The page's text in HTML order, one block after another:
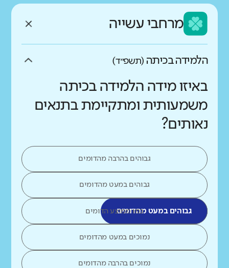
מרחבי עשייה
הלמידה בכיתה (תשפ״ד)
באיזו מידה הלמידה בכיתה
משמעותית ומתקיימת בתנאים
נאותים?
גבוהים בהרבה מהדומים
גבוהים במעט מהדומים
גבוהים במעט מהדומיםכמו ממוצע הדומים
נמוכים במעט מהדומים
נמוכים בהרבה מהדומים